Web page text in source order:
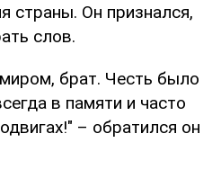
страны. Он признался,
слов.
брат. Честь было
в памяти и часто
– обратился он